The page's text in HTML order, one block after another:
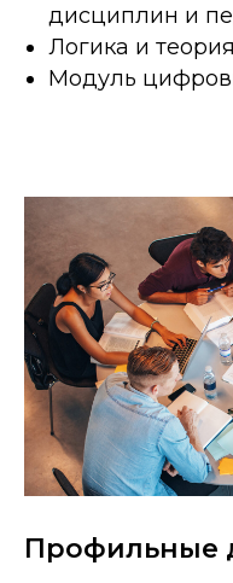
дисциплин и
Логика и
Модуль
Профильные